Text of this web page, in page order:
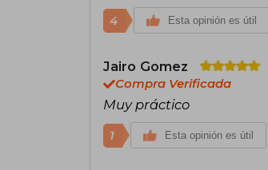
4 Esta opinión es útil
Jairo Gomez
Compra Verificada
Muy práctico
1 Esta opinión es útil